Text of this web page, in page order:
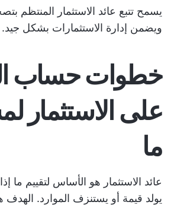
يسمح تتبع عائد الاستثمار المنتظم
ويضمن إدارة الاستثمارات بشكل جيد.
خطوات حساب
على الاستثمار
ما
عائد الاستثمار هو الأساس لتقييم ما
يولد قيمة أو يستنزف الموارد. الهدف